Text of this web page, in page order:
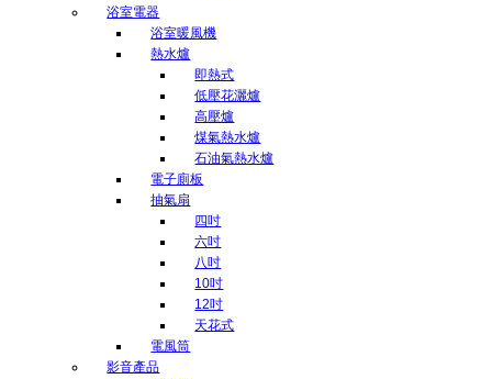
浴室電器
浴室暖風機
熱水爐
即熱式
低壓花灑爐
高壓爐
煤氣熱水爐
石油氣熱水爐
電子廁板
抽氣扇
四吋
六吋
八吋
10吋
12吋
天花式
電風筒
影音產品